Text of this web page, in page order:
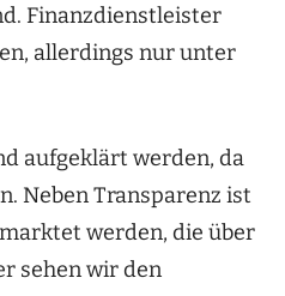
Finanzdienstleister
allerdings nur unter
aufgeklärt werden, da
Neben Transparenz ist
werden, die über
sehen wir den